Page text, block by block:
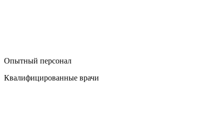
Опытный персонал
Квалифицированные врачи